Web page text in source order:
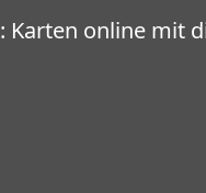
Karten online mit